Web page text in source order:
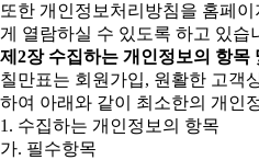
또한 개인정보처리방침을 홈페
게 열람하실 수 있도록 하고 있습
제2장 수집하는 개인정보의 항목
칠만표는 회원가입, 원활한 고객
하여 아래와 같이 최소한의 개인
1. 수집하는 개인정보의 항목
가. 필수항목